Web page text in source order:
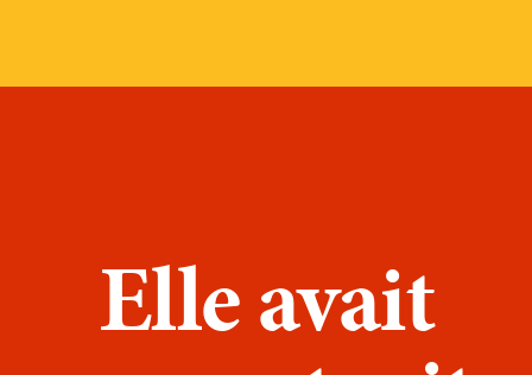
Elle avait